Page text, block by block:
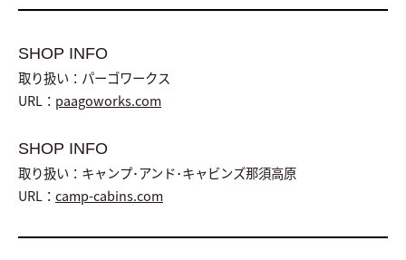
SHOP INFO
取り扱い：パーゴワークス
URL： paagoworks.com
SHOP INFO
取り扱い：キャンプ･アンド･キャビンズ那須高原
URL： camp-cabins.com